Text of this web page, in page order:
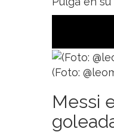
(Foto:
Messi